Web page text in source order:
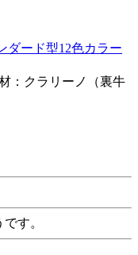
ード型12色カラー
：クラリーノ（裏牛
す。